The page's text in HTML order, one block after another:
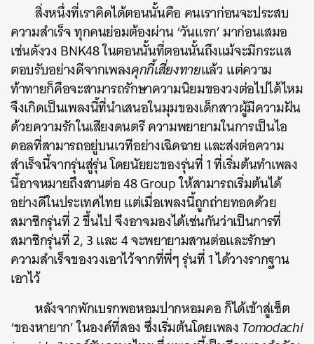
สิ่งหนึ่งที่เราคิดได้ตอนนั้นคือ คนเราก่อนจะประสบ
ความสำเร็จ ทุกคนย่อมต้องผ่าน ‘วันแรก’ มาก่อนเสมอ
เช่นดังวง BNK48 ในตอนนั้นที่ตอนนั้นถึงแม้จะมีกระแส
ตอบรับอย่างดีจากเพลงคุกกี้เสี่ยงทายแล้ว แต่ความ
ท้าทายก็คือจะสามารถรักษาความนิยมของวงต่อไปได้ไหม
จึงเกิดเป็นเพลงนี้ที่นำเสนอในมุมของเด็กสาวผู้มีความฝัน
ด้วยความรักในเสียงดนตรี ความพยายามในการเป็นไอ
ดอลที่สามารถอยู่บนเวทีอย่างเฉิดฉาย และส่งต่อความ
สำเร็จนี้จากรุ่นสู่รุ่น โดยนัยยะของรุ่นที่ 1 ที่เริ่มต้นทำเพลง
นี้อาจหมายถึงสานต่อ 48 Group ให้สามารถเริ่มต้นได้
อย่างดีในประเทศไทย แต่เมื่อเพลงนี้ถูกถ่ายทอดด้วย
สมาชิกรุ่นที่ 2 ขึ้นไป จึงอาจมองได้เช่นกันว่าเป็นการที่
สมาชิกรุ่นที่ 2, 3 และ 4 จะพยายามสานต่อและรักษา
ความสำเร็จของวงเอาไว้จากที่พี่ๆ รุ่นที่ 1 ได้วางรากฐาน
เอาไว้
หลังจากพักเบรกพอหอมปากหอมคอ ก็ได้เข้าสู่เซ็ต
‘ของหายาก’ ในองค์ที่สอง ซึ่งเริ่มต้นโดยเพลงTomodachi